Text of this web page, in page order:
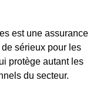
est une assurance
sérieux pour les
protège autant les
du secteur.